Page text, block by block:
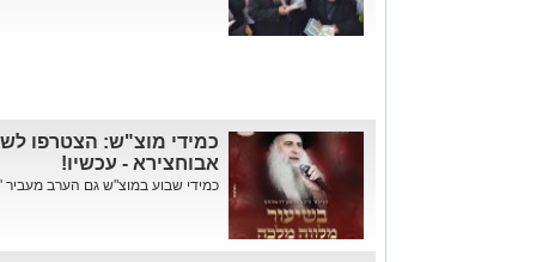
כמידי מוצ"ש: הצטרפו
אבוחצירא - עכשיו!
כמידי שבוע במוצ"ש גם הערב